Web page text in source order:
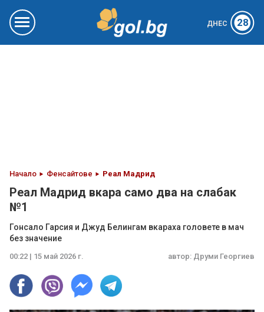
ДНЕС 28
Начало Фенсайтове Реал Мадрид
Реал Мадрид вкара само два на слабак
№1
Гонсало Гарсия и Джуд Белингам вкараха головете в мач
без значение
00:22 | 15 май 2026 г. автор: Друми Георгиев